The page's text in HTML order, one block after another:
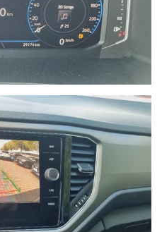
vettura reale in stock